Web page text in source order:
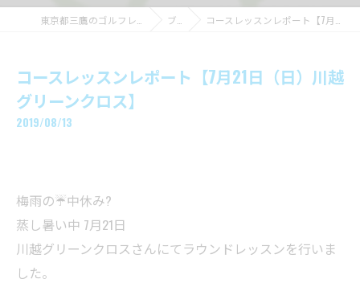
ブログ コースレッスンレポート【7月21日（日）川越グリーンクロス】
コースレッスンレポート【7月21日（日）川越
グリーンクロス】
2019/08/13
梅雨の☔中休み?
蒸し暑い中 7月21日
川越グリーンクロスさんにてラウンドレッスンを行いま
した。